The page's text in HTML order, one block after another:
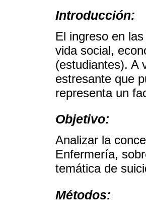
Introducción:
El ingreso en
vida social,
(estudiantes). A
estresante que
representa un
Objetivo:
Analizar la
Enfermería,
temática de
Métodos: